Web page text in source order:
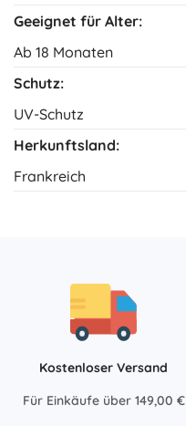
Geeignet für Alter:
Ab 18 Monaten
Schutz:
UV-Schutz
Herkunftsland:
Frankreich
Kostenloser Versand
Für Einkäufe über 149,00 €